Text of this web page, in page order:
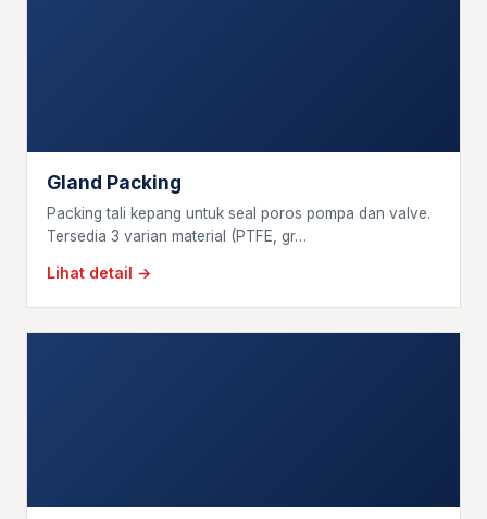
Gland Packing
Packing tali kepang untuk seal poros pompa dan valve.
Tersedia 3 varian material (PTFE, gr…
Lihat detail →